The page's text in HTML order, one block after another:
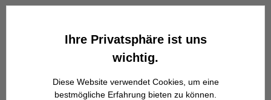
Kompetenz, Innovation und
Zuverlässigkeit.
Ihre Privatsphäre ist uns
wichtig.
Diese Website verwendet Cookies, um eine
bestmögliche Erfahrung bieten zu können.